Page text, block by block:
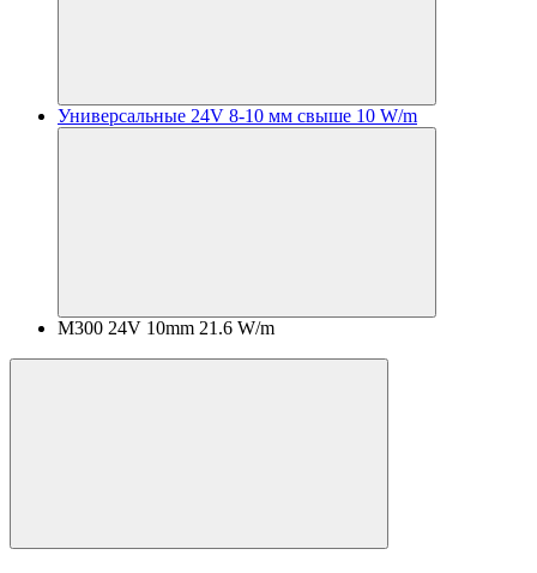
Универсальные 24V 8-10 мм свыше 10 W/m
M300 24V 10mm 21.6 W/m